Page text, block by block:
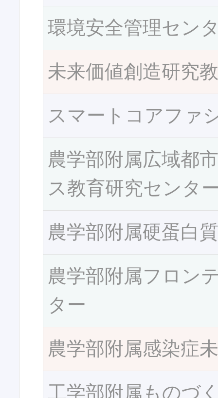
環境安全管理セン
未来価値創造研究
スマートコアファ
農学部附属広域都
ス教育研究センタ
農学部附属硬蛋白
農学部附属フロン
ター
農学部附属感染症
工学部附属ものづ